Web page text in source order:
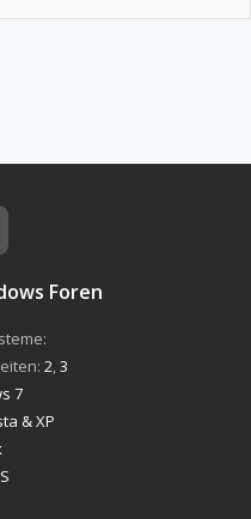
Foren
2 3
7
& XP